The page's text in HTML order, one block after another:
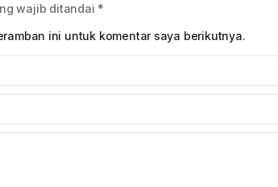
wajib ditandai *
ini untuk komentar saya berikutnya.